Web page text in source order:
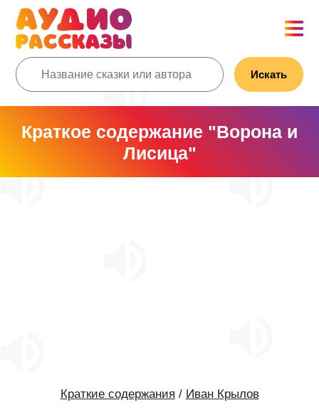
Искать
Краткое содержание "Ворона и
Лисица"
Краткие содержания / Иван Крылов